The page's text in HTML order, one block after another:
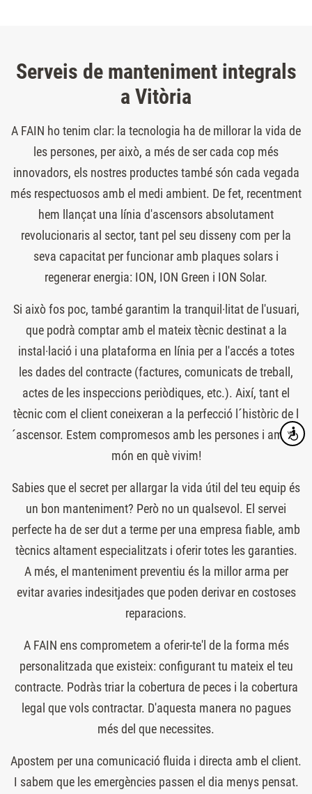
Serveis de manteniment integrals
a Vitòria
A FAIN ho tenim clar: la tecnologia ha de millorar la vida de
les persones, per això, a més de ser cada cop més
innovadors, els nostres productes també són cada vegada
més respectuosos amb el medi ambient. De fet, recentment
hem llançat una línia d'ascensors absolutament
revolucionaris al sector, tant pel seu disseny com per la
seva capacitat per funcionar amb plaques solars i
regenerar energia: ION, ION Green i ION Solar.
Si això fos poc, també garantim la tranquil·litat de l'usuari,
que podrà comptar amb el mateix tècnic destinat a la
instal·lació i una plataforma en línia per a l'accés a totes
les dades del contracte (factures, comunicats de treball,
actes de les inspeccions periòdiques, etc.). Així, tant el
tècnic com el client coneixeran a la perfecció l´històric de l
´ascensor. Estem compromesos amb les persones i amb el
món en què vivim!
Sabies que el secret per allargar la vida útil del teu equip és
un bon manteniment? Però no un qualsevol. El servei
perfecte ha de ser dut a terme per una empresa fiable, amb
tècnics altament especialitzats i oferir totes les garanties.
A més, el manteniment preventiu és la millor arma per
evitar avaries indesitjades que poden derivar en costoses
reparacions.
A FAIN ens comprometem a oferir-te'l de la forma més
personalitzada que existeix: configurant tu mateix el teu
contracte. Podràs triar la cobertura de peces i la cobertura
legal que vols contractar. D'aquesta manera no pagues
més del que necessites.
Apostem per una comunicació fluida i directa amb el client.
I sabem que les emergències passen el dia menys pensat.